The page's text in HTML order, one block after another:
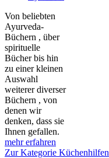
Von beliebten
Ayurveda-
Büchern , über
spirituelle
Bücher bis hin
zu einer kleinen
Auswahl
weiterer diverser
Büchern , von
denen wir
denken, dass sie
Ihnen gefallen.
mehr erfahren
Zur Kategorie Küchenhilfen